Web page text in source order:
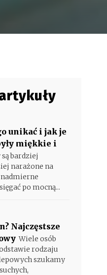
unikać i jak je
miękkie i
bardziej
narażone na
po mocną...
Najczęstsze
Wiele osób
rodzaju
szukamy